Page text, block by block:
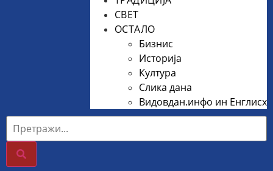
СВЕТ
ОСТАЛО
Бизнис
Историја
Култура
Слика дана
Видовдан.инфо ин Енглисх